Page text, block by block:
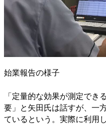
始業報告の様子
「定量的な効果が測定でき
要」と矢田氏は話すが、一
ているという。実際に利用